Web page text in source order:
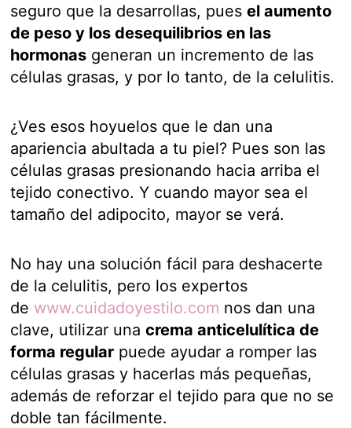
seguro que la desarrollas, puesel aumento
de peso y los desequilibrios en las
hormonas generan un incremento de las
células grasas, y por lo tanto, de la celulitis.
¿Ves esos hoyuelos que le dan una
apariencia abultada a tu piel? Pues son las
células grasas presionando hacia arriba el
tejido conectivo. Y cuando mayor sea el
tamaño del adipocito, mayor se verá.
No hay una solución fácil para deshacerte
de la celulitis, pero los expertos
de www.cuidadoyestilo.com nos dan una
clave, utilizar unacrema anticelulítica de
forma regular puede ayudar a romper las
células grasas y hacerlas más pequeñas,
además de reforzar el tejido para que no se
doble tan fácilmente.